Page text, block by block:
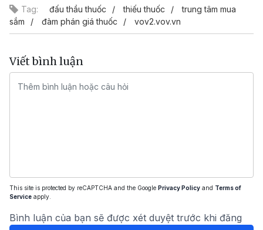
Tag: đấu thầu thuốc thiếu thuốc
trung tâm mua
sắm
đàm phán giá thuốc vov2.vov.vn
Viết bình luận
This site is protected by reCAPTCHA and the Google Privacy Policy and Terms of
Service apply.
Bình luận của bạn sẽ được xét duyệt trước khi đăng